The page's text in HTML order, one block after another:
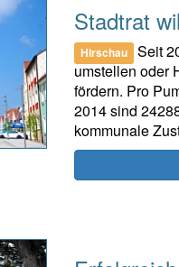
Stadtrat
Hirschau
Seit
umstellen oder
fördern. Pro
2014 sind
kommunale